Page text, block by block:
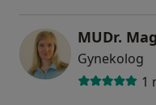
MUDr.
Gynekolog
1